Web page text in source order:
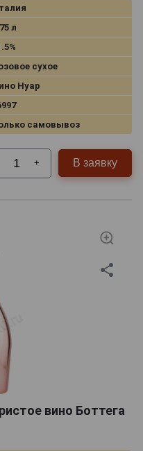
л
сухое
Нуар
самовывоз
+ В заявку
вино Боттега